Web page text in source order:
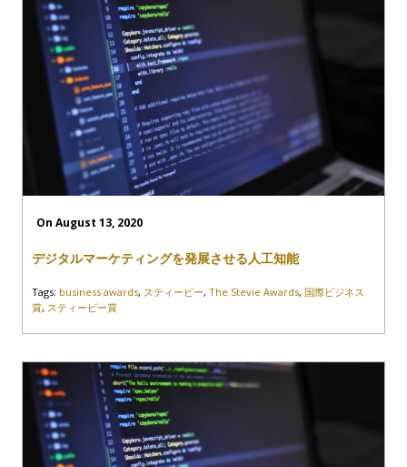
On August 13, 2020
デジタルマーケティングを発展させる人工知能
Tags: business awards, スティービー, The Stevie Awards, 国際ビジネス
賞, スティービー賞